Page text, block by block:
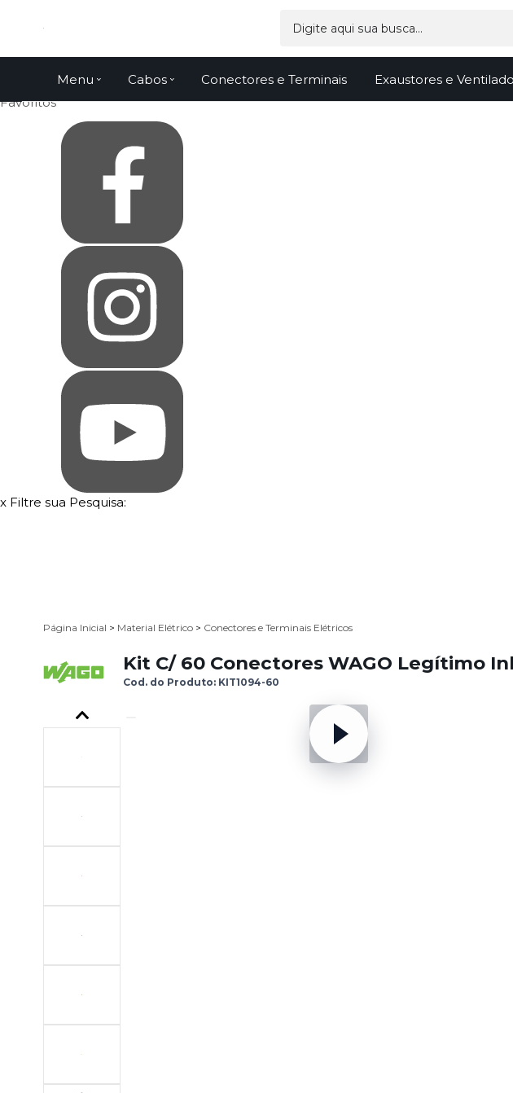
Página Inicial
Como Comprar
Fale Conosco
Venda Atacado
Favoritos
x Filtre sua Pesquisa:
Menu Cabos Conectores e Terminais Exaustores e
Página Inicial > Material Elétrico > Conectores e Terminais Elétricos
Kit C/ 60 Conectores WAGO Legítimo
Cod. do Produto: KIT1094-60